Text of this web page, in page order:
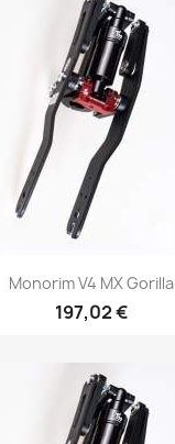
Monorim V4 MX Gorilla
197,02 €